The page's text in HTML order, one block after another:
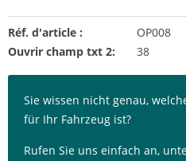
Réf. d'article :
OP008
Ouvrir champ txt 2:
38
Sie wissen nicht genau,
für Ihr Fahrzeug ist?
Rufen Sie uns einfach an,